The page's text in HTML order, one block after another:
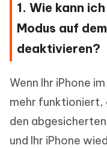
1. Wie kann
Modus auf
deaktivieren?
Wenn Ihr iPhone
mehr funktioniert,
den
und Ihr iPhone